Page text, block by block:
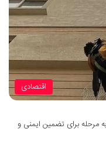
اقتصادی
مرحله برای تضمین ایمنی و